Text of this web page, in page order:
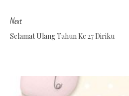
Next
Selamat Ulang Tahun Ke 27 Diriku